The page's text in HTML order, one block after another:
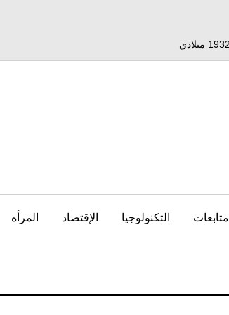
متابعات التكنولوجيا الإقتصاد المرأه